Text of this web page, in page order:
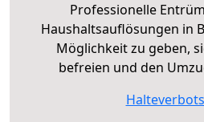
Professionelle
Haushaltsauflösungen in
Möglichkeit zu geben,
befreien und den